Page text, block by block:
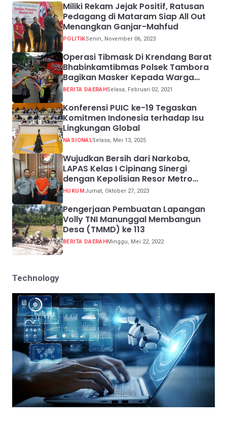
Miliki Rekam Jejak Positif, Ratusan
Pedagang di Mataram Siap All Out
Menangkan Ganjar-Mahfud
POLITIKSenin, November 06, 2023
Operasi Tibmask Di Krendang Barat
Bhabinkamtibmas Polsek Tambora
Bagikan Masker Kepada Warga
Pelanggar Prokes
BERITA DAERAHSelasa, Februari 02, 2021
Konferensi PUIC ke-19 Tegaskan
Komitmen Indonesia terhadap Isu
Lingkungan Global
NASIONALSelasa, Mei 13, 2025
Wujudkan Bersih dari Narkoba,
LAPAS Kelas I Cipinang Sinergi
dengan Kepolisian Resor Metro
Jakarta Barat
HUKUMJumat, Oktober 27, 2023
Pengerjaan Pembuatan Lapangan
Volly TNI Manunggal Membangun
Desa (TMMD) ke 113
BERITA DAERAHMinggu, Mei 22, 2022
Technology